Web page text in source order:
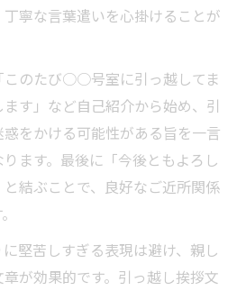
寧な言葉遣いを心掛けることが
このたび○○号室に引っ越してま
す」など自己紹介から始め、引
をかける可能性がある旨を一言
ます。最後に「今後ともよろし
結ぶことで、良好なご近所関係
堅苦しすぎる表現は避け、親し
が効果的です。引っ越し挨拶文